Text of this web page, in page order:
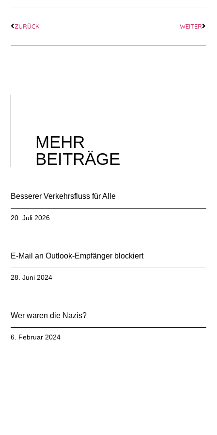
ZURÜCK WEITER
MEHR
BEITRÄGE
Besserer Verkehrsfluss für Alle
20. Juli 2026
E-Mail an Outlook-Empfänger blockiert
28. Juni 2024
Wer waren die Nazis?
6. Februar 2024